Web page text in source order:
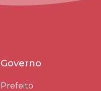
Governo
Prefeito